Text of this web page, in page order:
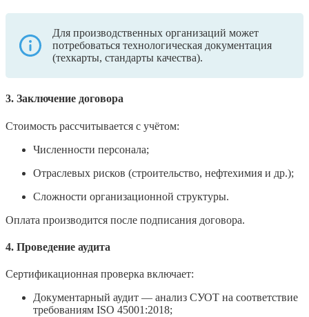
Для производственных организаций может
потребоваться технологическая документация
(техкарты, стандарты качества).
3. Заключение договора
Стоимость рассчитывается с учётом:
Численности персонала;
Отраслевых рисков (строительство, нефтехимия и др.);
Сложности организационной структуры.
Оплата производится после подписания договора.
4. Проведение аудита
Сертификационная проверка включает:
Документарный аудит — анализ СУОТ на соответствие
требованиям ISO 45001:2018;